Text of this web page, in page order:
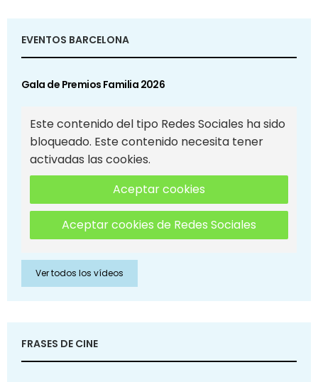
EVENTOS BARCELONA
Gala de Premios Familia 2026
Este contenido del tipo Redes Sociales ha sido
bloqueado. Este contenido necesita tener
activadas las cookies.
Aceptar cookies
Aceptar cookies de Redes Sociales
Ver todos los vídeos
FRASES DE CINE